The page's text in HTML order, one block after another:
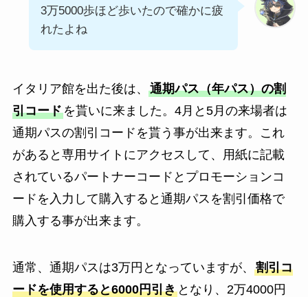
3万5000歩ほど歩いたので確かに疲
れたよね
イタリア館を出た後は、 通期パス（年パス）の割
引コードを貰いに来ました。4月と5月の来場者は
通期パスの割引コードを貰う事が出来ます。これ
があると専用サイトにアクセスして、用紙に記載
されているパートナーコードとプロモーションコ
ードを入力して購入すると通期パスを割引価格で
購入する事が出来ます。
通常、通期パスは3万円となっていますが、 割引コ
ードを使用すると6000円引きとなり、2万4000円